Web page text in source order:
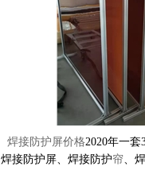
焊接防护屏价格2020年一套
焊接防护屏、焊接防护帘、